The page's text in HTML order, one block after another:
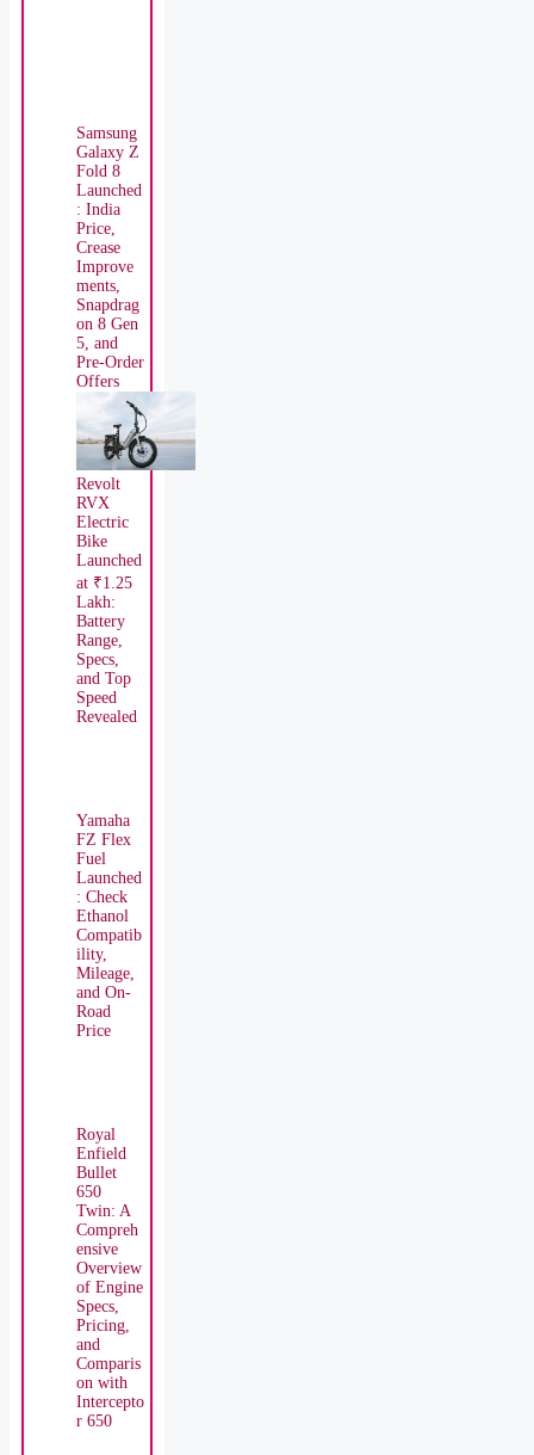
Samsung
Galaxy Z
Fold 8
Launched
: India
Price,
Crease
Improve
ments,
Snapdrag
on 8 Gen
5, and
Pre-Order
Offers
Revolt
RVX
Electric
Bike
Launched
at ₹1.25
Lakh:
Battery
Range,
Specs,
and Top
Speed
Revealed
Yamaha
FZ Flex
Fuel
Launched
: Check
Ethanol
Compatib
ility,
Mileage,
and On-
Road
Price
Royal
Enfield
Bullet
650
Twin: A
Compreh
ensive
Overview
of Engine
Specs,
Pricing,
and
Comparis
on with
Intercepto
r 650